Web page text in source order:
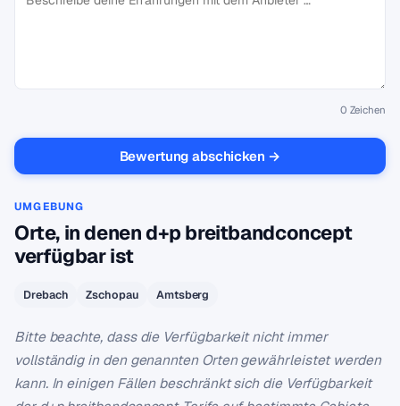
0 Zeichen
Bewertung abschicken →
UMGEBUNG
Orte, in denen d+p breitbandconcept
verfügbar ist
Drebach Zschopau Amtsberg
Bitte beachte, dass die Verfügbarkeit nicht immer
vollständig in den genannten Orten gewährleistet werden
kann. In einigen Fällen beschränkt sich die Verfügbarkeit